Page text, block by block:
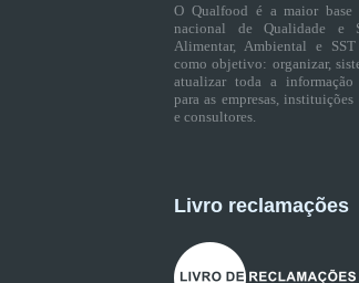
O Qualfood é a maior base
nacional de Qualidade e
Alimentar, Ambiental e
como objetivo: organizar,
atualizar toda a informação
para as empresas, instituições
e consultores.
Livro reclamações